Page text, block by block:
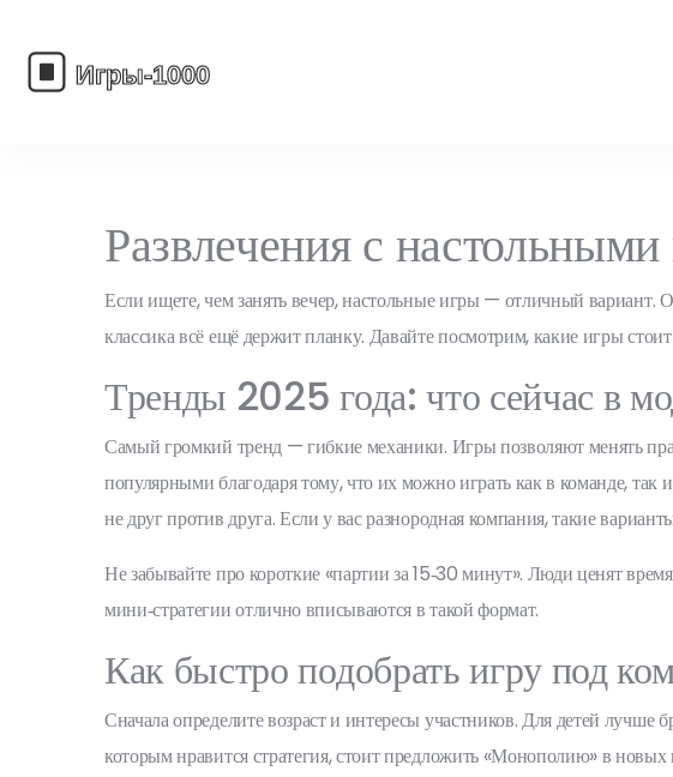
Развлечения с
Если ищете, чем занять вечер, настольные игры — отличный
классика всё ещё держит планку. Давайте посмотрим, какие игры
Тренды 2025 года: что сейчас в
Самый громкий тренд — гибкие механики. Игры позволяют менять
популярными благодаря тому, что их можно играть как в команде, так
не друг против друга. Если у вас разнородная компания, такие
Не забывайте про короткие «партии за 15‑30 минут». Люди ценят
мини‑стратегии отлично вписываются в такой формат.
Как быстро подобрать игру под
Сначала определите возраст и интересы участников. Для детей
которым нравится стратегия, стоит предложить «Монополию» в